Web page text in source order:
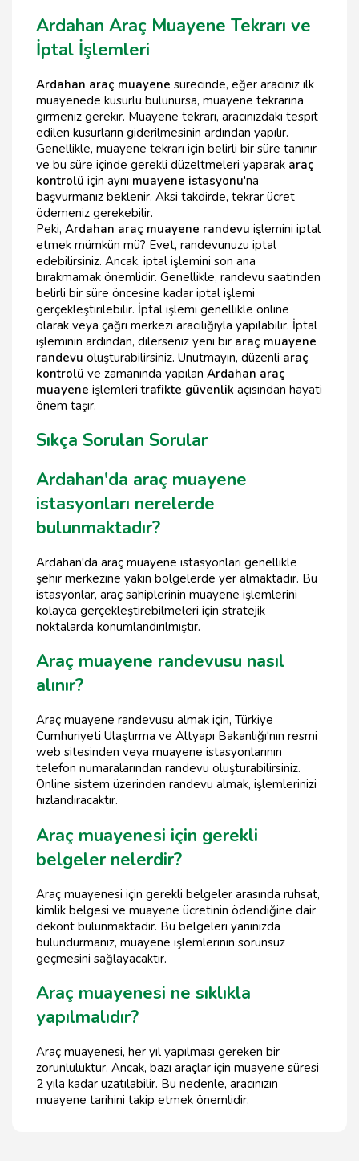
Ardahan Araç Muayene Tekrarı ve
İptal İşlemleri
Ardahan araç muayene sürecinde, eğer aracınız ilk
muayenede kusurlu bulunursa, muayene tekrarına
girmeniz gerekir. Muayene tekrarı, aracınızdaki tespit
edilen kusurların giderilmesinin ardından yapılır.
Genellikle, muayene tekrarı için belirli bir süre tanınır
ve bu süre içinde gerekli düzeltmeleri yaparak araç
kontrolü için aynı muayene istasyonu'na
başvurmanız beklenir. Aksi takdirde, tekrar ücret
ödemeniz gerekebilir.
Peki, Ardahan araç muayene randevu işlemini iptal
etmek mümkün mü? Evet, randevunuzu iptal
edebilirsiniz. Ancak, iptal işlemini son ana
bırakmamak önemlidir. Genellikle, randevu saatinden
belirli bir süre öncesine kadar iptal işlemi
gerçekleştirilebilir. İptal işlemi genellikle online
olarak veya çağrı merkezi aracılığıyla yapılabilir. İptal
işleminin ardından, dilerseniz yeni bir araç muayene
randevu oluşturabilirsiniz. Unutmayın, düzenli araç
kontrolü ve zamanında yapılan Ardahan araç
muayene işlemleritrafikte güvenlik açısından hayati
önem taşır.
Sıkça Sorulan Sorular
Ardahan'da araç muayene
istasyonları nerelerde
bulunmaktadır?
Ardahan'da araç muayene istasyonları genellikle
şehir merkezine yakın bölgelerde yer almaktadır. Bu
istasyonlar, araç sahiplerinin muayene işlemlerini
kolayca gerçekleştirebilmeleri için stratejik
noktalarda konumlandırılmıştır.
Araç muayene randevusu nasıl
alınır?
Araç muayene randevusu almak için, Türkiye
Cumhuriyeti Ulaştırma ve Altyapı Bakanlığı'nın resmi
web sitesinden veya muayene istasyonlarının
telefon numaralarından randevu oluşturabilirsiniz.
Online sistem üzerinden randevu almak, işlemlerinizi
hızlandıracaktır.
Araç muayenesi için gerekli
belgeler nelerdir?
Araç muayenesi için gerekli belgeler arasında ruhsat,
kimlik belgesi ve muayene ücretinin ödendiğine dair
dekont bulunmaktadır. Bu belgeleri yanınızda
bulundurmanız, muayene işlemlerinin sorunsuz
geçmesini sağlayacaktır.
Araç muayenesi ne sıklıkla
yapılmalıdır?
Araç muayenesi, her yıl yapılması gereken bir
zorunluluktur. Ancak, bazı araçlar için muayene süresi
2 yıla kadar uzatılabilir. Bu nedenle, aracınızın
muayene tarihini takip etmek önemlidir.